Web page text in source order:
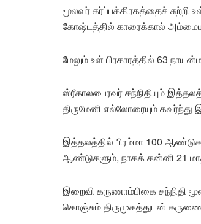
மூலவர் கர்ப்பக்கிரகத்தைச் சுற்றி
கோஷ்டத்தில் காரைக்கால்
மேலும் உள் பிரகாரத்தில் 63
ஸ்ரீகாலபைரவர் சந்நிதியும்
திருமேனி எல்லோரையும் கவர்ந்து
இத்தலத்தில் பிரம்மா 100
ஆண்டுகளும், நாகக் கன்னி 21
இறைவி கருணாம்பிகை சந்நிதி
கொஞ்சும் திருமுகத்துடன்